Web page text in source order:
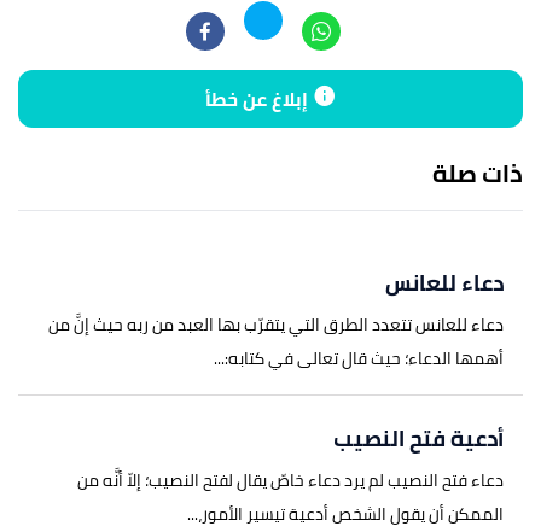
↑خالد عبدالرحمن الكناني (31/7/2016)، "تيسير الزواج"،
، اطّلع عليه بتاريخ 20/1/2021. بتصرّف.إبلاغ عن خطأ
ذات صلة
دعاء للعانس
دعاء للعانس تتعدد الطرق التي يتقرّب بها العبد من ربه حيث إنَّ من
أهمها الدعاء؛ حيث قال تعالى في كتابه:...
أدعية فتح النصيب
دعاء فتح النصيب لم يرد دعاء خاصّ يقال لفتح النصيب؛ إلاّ أنَّه من
الممكن أن يقول الشخص أدعية تيسير الأمور،...